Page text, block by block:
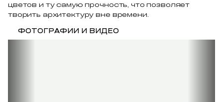
цветов и ту самую прочность, что позволяет
творить архитектуру вне времени.
ФОТОГРАФИИ И ВИДЕО